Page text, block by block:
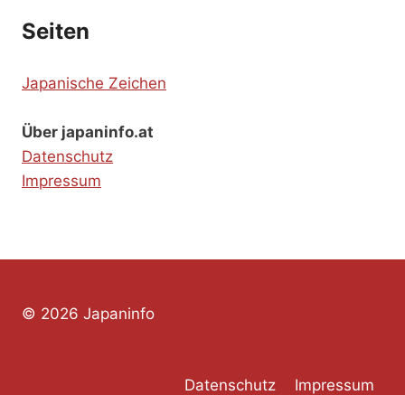
Seiten
Japanische Zeichen
Über japaninfo.at
Datenschutz
Impressum
© 2026 Japaninfo
Datenschutz Impressum